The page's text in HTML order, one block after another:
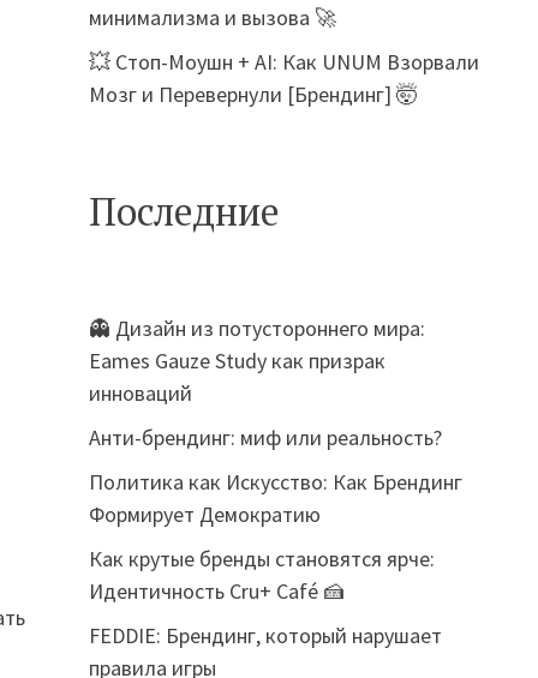
минимализма и вызова 🚀
💥 Стоп-Моушн + AI: Как UNUM Взорвали
Мозг и Перевернули [Брендинг] 🤯
Последние
👻 Дизайн из потустороннего мира:
Eames Gauze Study как призрак
инноваций
Анти-брендинг: миф или реальность?
Политика как Искусство: Как Брендинг
Формирует Демократию
Как крутые бренды становятся ярче:
Идентичность Cru+ Café 🍰
FEDDIE: Брендинг, который нарушает
правила игры